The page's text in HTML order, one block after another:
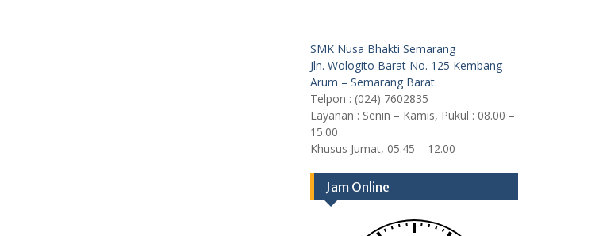
SMK Nusa Bhakti Semarang
Jln. Wologito Barat No. 125 Kembang
Arum – Semarang Barat.
Telpon : (024) 7602835
Layanan : Senin – Kamis, Pukul : 08.00 –
15.00
Khusus Jumat, 05.45 – 12.00
Jam Online